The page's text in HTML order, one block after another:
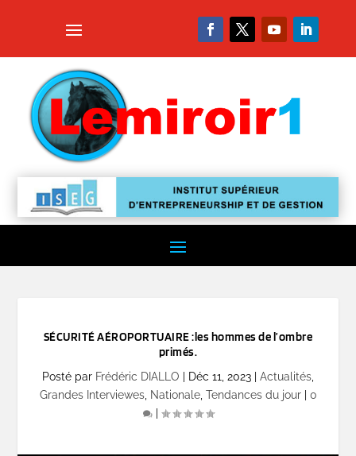
SÉCURITÉ AÉROPORTUAIRE :les hommes de l’ombre
primés.
Posté par Frédéric DIALLO Déc 11, 2023 Actualités
Grandes Interviewes, Nationale, Tendances du jour| 0
|